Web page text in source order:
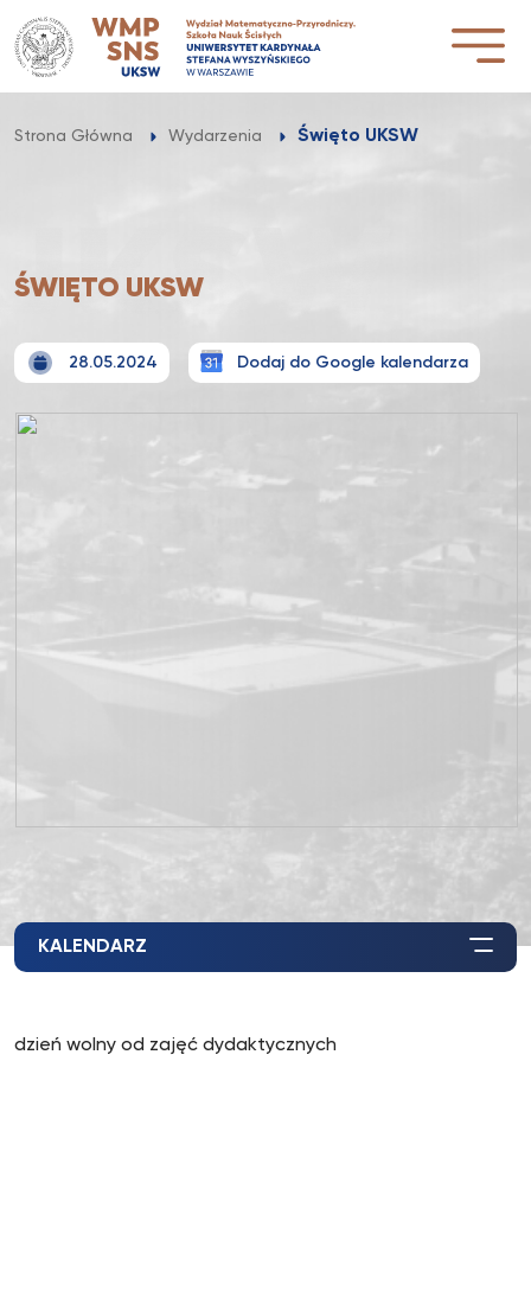
Przejdź
do
treści
Strona Główna Wydarzenia Święto UKSW
ŚWIĘTO UKSW
28.05.2024 Dodaj do Google kalendarza
KALENDARZ
dzień wolny od zajęć dydaktycznych